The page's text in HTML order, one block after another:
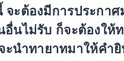
ะต้องมีการประกาศ
นไม่รับ ก็จะต้องให้
ะนำทายาทมาให้คำยิ